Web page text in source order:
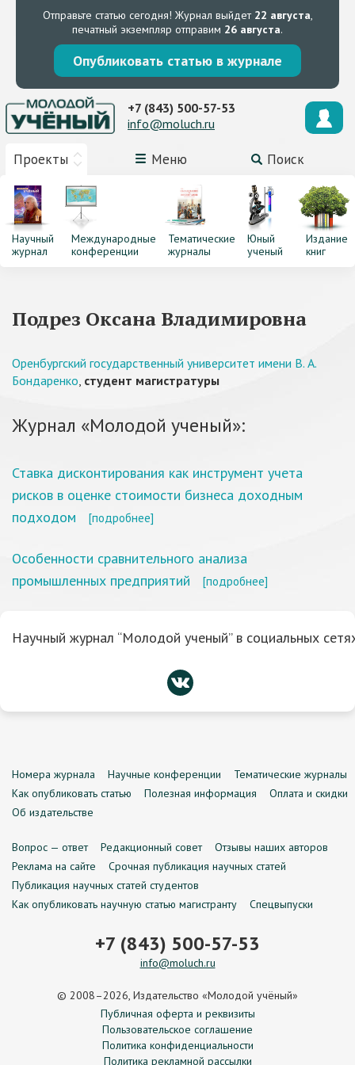
Отправьте статью сегодня! Журнал выйдет 22 августа,
печатный экземпляр отправим 26 августа.
Опубликовать статью в журнале
Проекты Меню Поиск
+7 (843) 500-57-53
info@moluch.ru
Научный
журнал
Международные
конференции
Тематические
журналы
Юный
ученый
Издание
книг
Подрез Оксана Владимировна
Оренбургский государственный университет имени В. А.
Бондаренко, студент магистратуры
Журнал «Молодой ученый»:
Ставка дисконтирования как инструмент учета
рисков в оценке стоимости бизнеса доходным
подходом
[подробнее]
Особенности сравнительного анализа
промышленных предприятий
[подробнее]
Научный журнал “Молодой ученый” в социальных
Номера журнала Научные конференции
Тематические журналы
Как опубликовать статью
Полезная информация
Оплата и скидки
Об издательстве
Вопрос — ответ Редакционный совет
Отзывы наших авторов
Реклама на сайте
Срочная публикация научных статей
Публикация научных статей студентов
Как опубликовать научную статью магистранту
Спецвыпуски
+7 (843) 500-57-53
info@moluch.ru
© 2008–2026, Издательство «Молодой учёный»
Публичная оферта и реквизиты
Пользовательское соглашение
Политика конфиденциальности
Политика рекламной рассылки